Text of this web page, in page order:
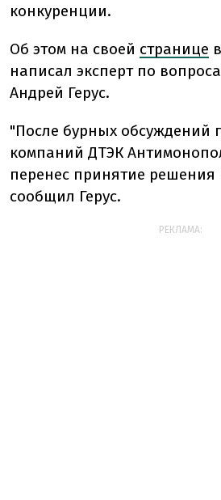
конкуренции.
Об этом на своей странице
написал эксперт по
Андрей Герус.
"После бурных обсуждений
компаний ДТЭК
перенес принятие решения
сообщил Герус.
РЕКЛАМА: